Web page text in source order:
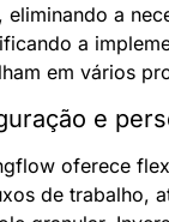
eliminando a
a
em vários
e
oferece
de trabalho,